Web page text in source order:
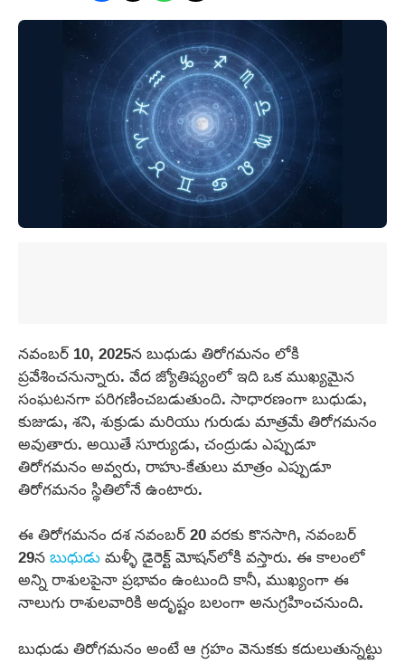
నవంబర్ 10, 2025న బుధుడు తిరోగమనం లోకి
ప్రవేశించనున్నారు. వేద జ్యోతిష్యంలో ఇది ఒక ముఖ్యమైన
సంఘటనగా పరిగణించబడుతుంది. సాధారణంగా బుధుడు,
కుజుడు, శని, శుక్రుడు మరియు గురుడు మాత్రమే తిరోగమనం
అవుతారు. అయితే సూర్యుడు, చంద్రుడు ఎప్పుడూ
తిరోగమనం అవ్వరు, రాహు-కేతులు మాత్రం ఎప్పుడూ
తిరోగమనం స్థితిలోనే ఉంటారు.
ఈ తిరోగమనం దశ నవంబర్ 20 వరకు కొనసాగి, నవంబర్
29నబుధుడుమళ్ళీ డైరెక్ట్ మోషన్‌లోకి వస్తారు. ఈ కాలంలో
అన్ని రాశులపైనా ప్రభావం ఉంటుంది కానీ, ముఖ్యంగా ఈ
నాలుగు రాశులవారికి అదృష్టం బలంగా అనుగ్రహించనుంది.
బుధుడు తిరోగమనం అంటే ఆ గ్రహం వెనుకకు కదులుతున్నట్టు